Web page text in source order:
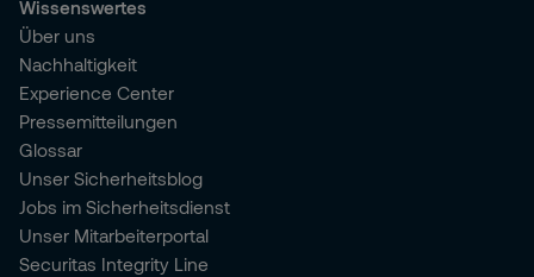
Wissenswertes
Über uns
Nachhaltigkeit
Experience Center
Pressemitteilungen
Glossar
Unser Sicherheitsblog
Jobs im Sicherheitsdienst
Unser Mitarbeiterportal
Securitas Integrity Line